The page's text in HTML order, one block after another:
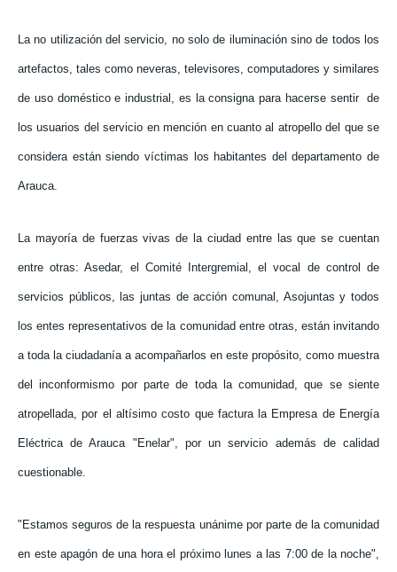
La no utilización del servicio, no solo de iluminación sino de todos los
artefactos, tales como neveras, televisores, computadores y similares
de uso doméstico e industrial, es la consigna para hacerse sentir de
los usuarios del servicio en mención en cuanto al atropello del que se
considera están siendo víctimas los habitantes del departamento de
Arauca.
La mayoría de fuerzas vivas de la ciudad entre las que se cuentan
entre otras: Asedar, el Comité Intergremial, el vocal de control de
servicios públicos, las juntas de acción comunal, Asojuntas y todos
los entes representativos de la comunidad entre otras, están invitando
a toda la ciudadanía a acompañarlos en este propósito, como muestra
del inconformismo por parte de toda la comunidad, que se siente
atropellada, por el altísimo costo que factura la Empresa de Energía
Eléctrica de Arauca "Enelar", por un servicio además de calidad
cuestionable.
"Estamos seguros de la respuesta unánime por parte de la comunidad
en este apagón de una hora el próximo lunes a las 7:00 de la noche",